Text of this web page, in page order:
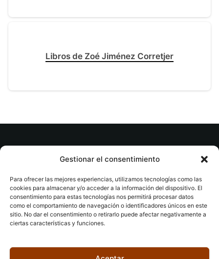
Gestionar el consentimiento
Para ofrecer las mejores experiencias, utilizamos tecnologías como las
cookies para almacenar y/o acceder a la información del dispositivo. El
consentimiento para estas tecnologías nos permitirá procesar datos
como el comportamiento de navegación o identificadores únicos en este
sitio. No dar el consentimiento o retirarlo puede afectar negativamente a
ciertas características y funciones.
Libros de Zoé Jiménez Corretjer
© tuslibrosvip.com · Todos los derechos
Aviso legal|Accesibilidad